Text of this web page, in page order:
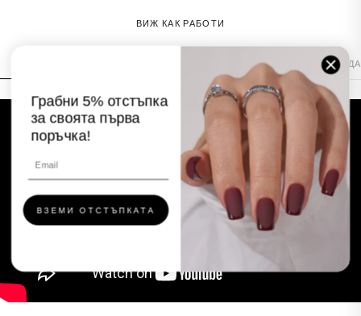
ВИЖ КАК РАБОТИ
СВАЛЯНЕ — ВОДА
Грабни 5% отстъпка
за своята първа
поръчка!
ВЗЕМИ ОТСТЪПКАТА